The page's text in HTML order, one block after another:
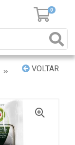
0
VOLTAR